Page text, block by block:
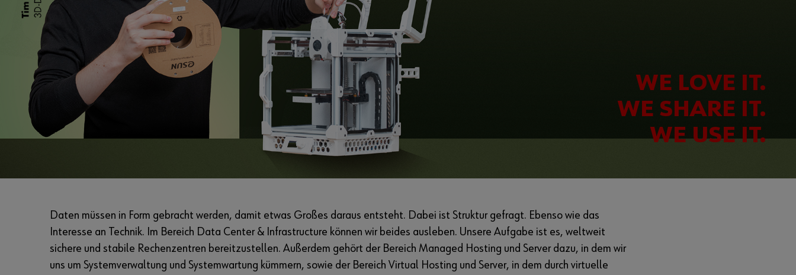
WE LOVE IT.
WE SHARE IT.
WE USE IT.
Daten müssen in Form gebracht werden, damit etwas Großes daraus entsteht. Dabei ist Struktur gefragt. Ebenso wie das
Interesse an Technik. Im Bereich Data Center & Infrastructure können wir beides ausleben. Unsere Aufgabe ist es, weltweit
sichere und stabile Rechenzentren bereitzustellen. Außerdem gehört der Bereich Managed Hosting und Server dazu, in dem wir
uns um Systemverwaltung und Systemwartung kümmern, sowie der Bereich Virtual Hosting und Server, in dem durch virtuelle